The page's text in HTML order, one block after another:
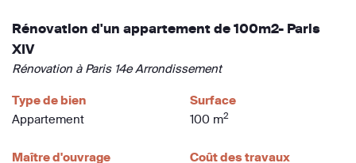
Rénovation d'un appartement de 100m2- Paris
XIV
Rénovation à Paris 14e Arrondissement
Type de bien
Appartement
Surface
100 m2
Maître d'ouvrage
Coût des travaux